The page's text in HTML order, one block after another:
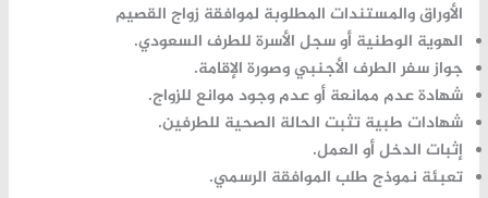
الأوراق والمستندات المطلوبة لموافقة زواج القصيم
الهوية الوطنية أو سجل الأسرة للطرف السعودي.
جواز سفر الطرف الأجنبي وصورة الإقامة.
شهادة عدم ممانعة أو عدم وجود موانع للزواج.
شهادات طبية تثبت الحالة الصحية للطرفين.
إثبات الدخل أو العمل.
تعبئة نموذج طلب الموافقة الرسمي.